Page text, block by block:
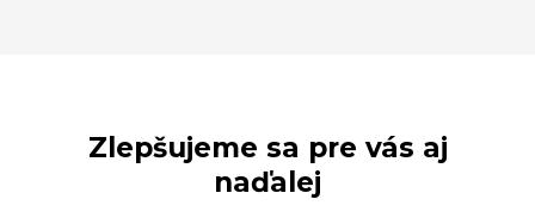
Zlepšujeme sa pre vás aj
naďalej